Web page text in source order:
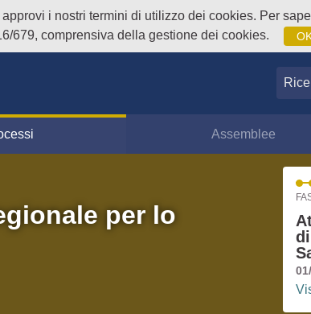
i nostri termini di utilizzo dei cookies. Per
679, comprensiva della gestione dei cookies.
Assemblee
per lo